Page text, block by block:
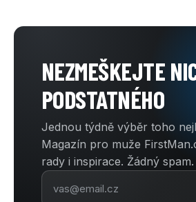
NEZMEŠKEJTE
PODSTATNÉHO
Jednou týdně výběr toho
Magazín pro muže
rady i inspirace. Žádný spam.